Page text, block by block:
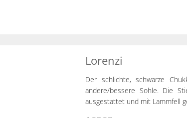
Lorenzi
Der schlichte, schwarze
andere/bessere Sohle. Die
ausgestattet und mit Lammfell